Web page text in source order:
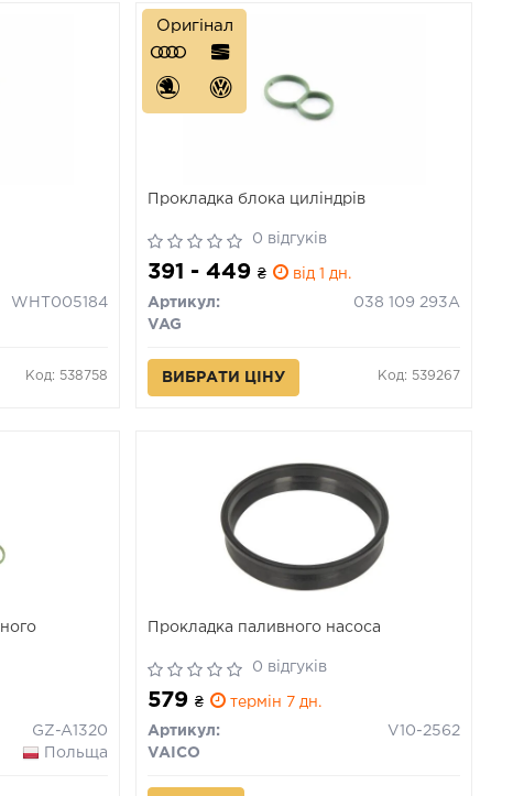
WHT005184
Код: 538758
Прокладка блока циліндрів
0 відгуків
391 - 449₴ від 1 дн.
Артикул:
038 109 293A
VAG
ВИБРАТИ ЦІНУ Код: 539267
Оригінал
GZ-A1320
Польща
Прокладка паливного насоса
0 відгуків
579₴ термін 7 дн.
Артикул:
V10-2562
VAICO